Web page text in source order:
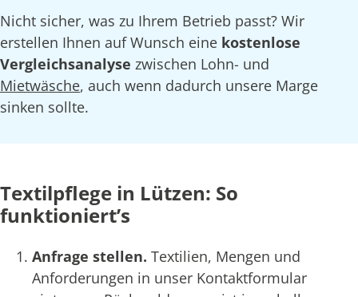
Nicht sicher, was zu Ihrem Betrieb passt? Wir
erstellen Ihnen auf Wunsch eine kostenlose
Vergleichsanalyse zwischen Lohn- und
Mietwäsche, auch wenn dadurch unsere Marge
sinken sollte.
Textilpflege in Lützen: So
funktioniert’s
Anfrage stellen. Textilien, Mengen und
Anforderungen in unser Kontaktformular